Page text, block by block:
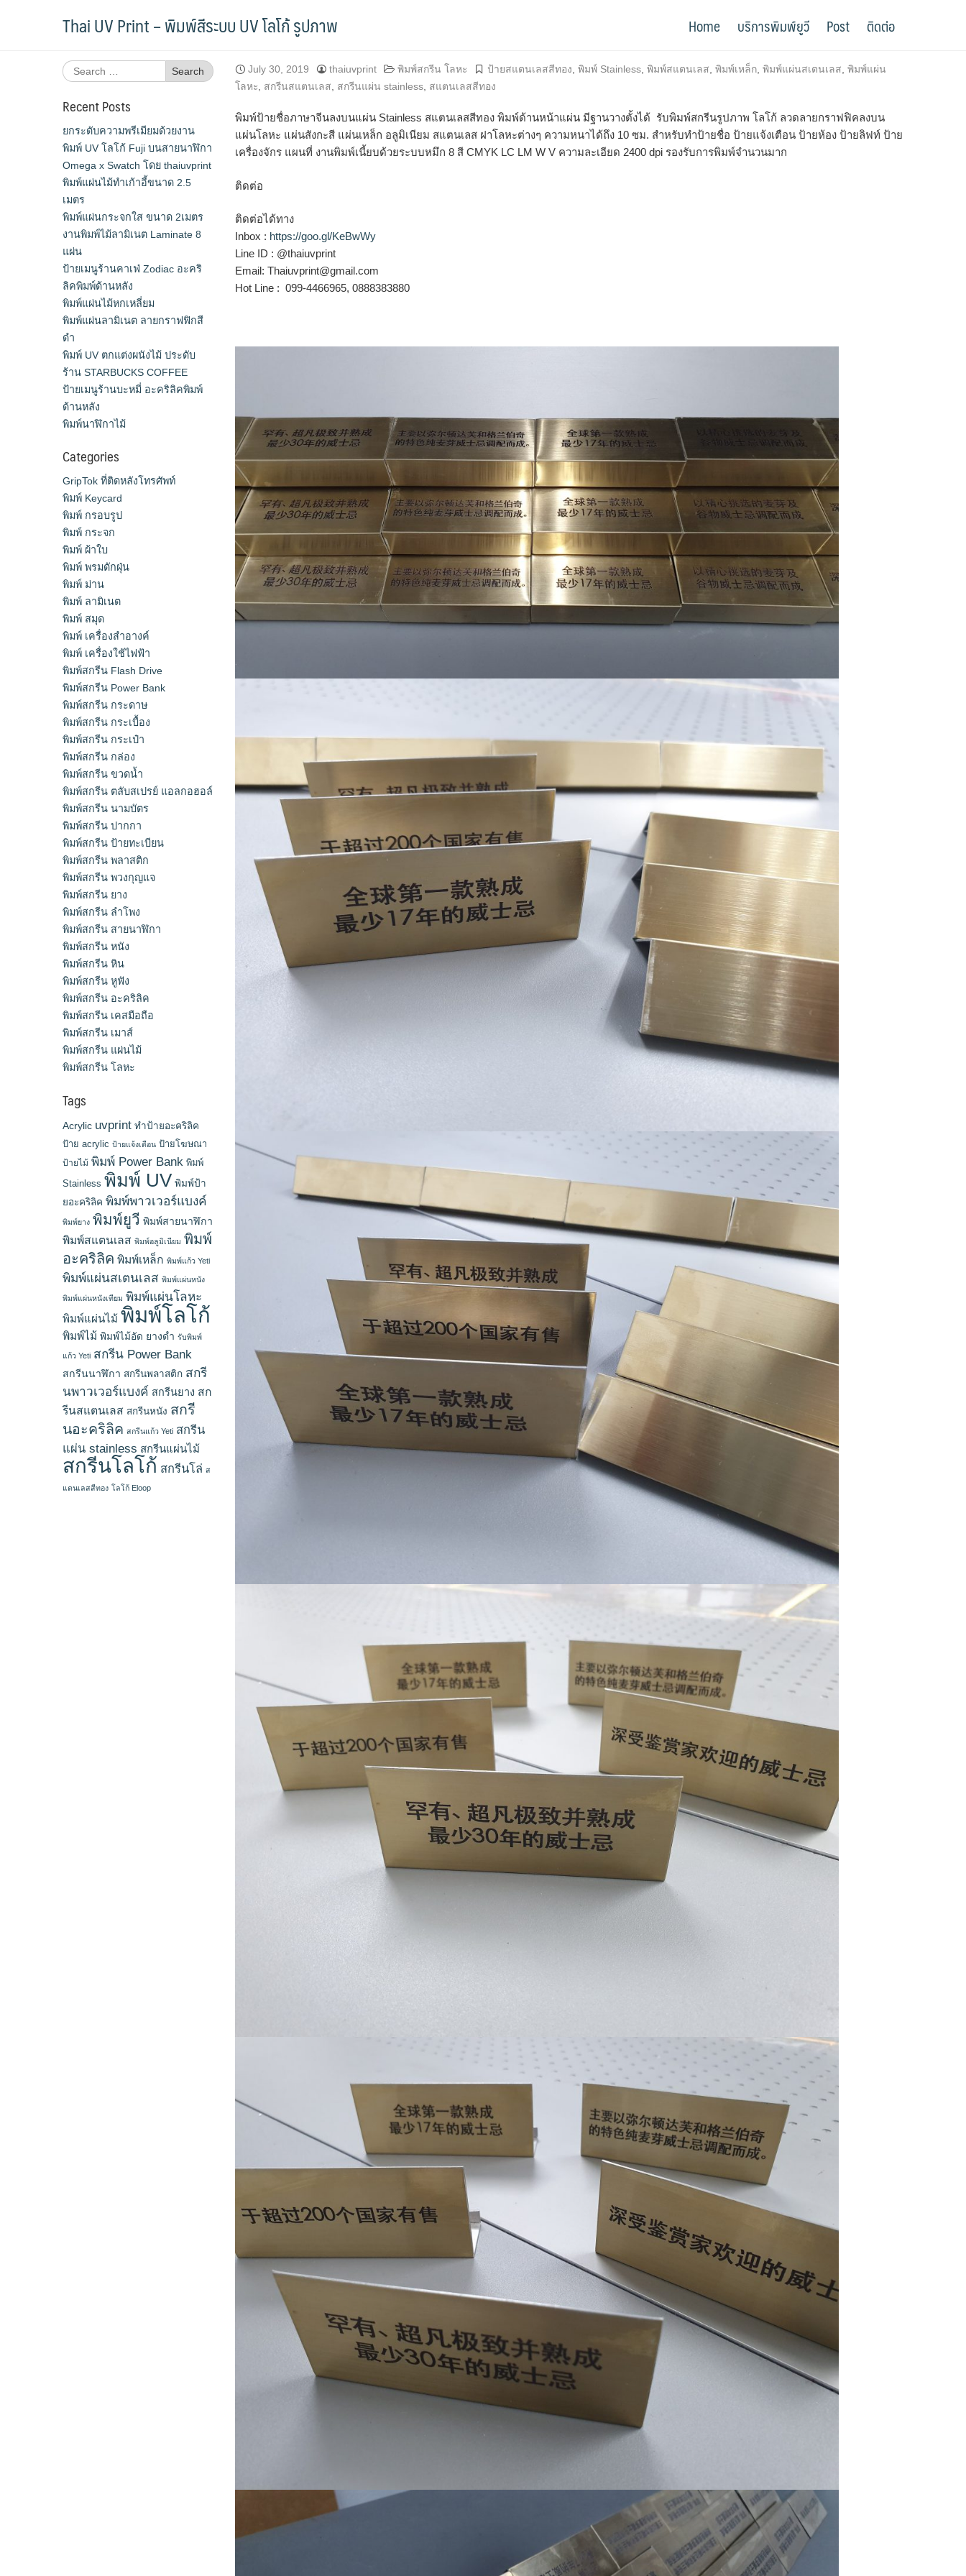
Thai UV Print – พิมพ์สีระบบ UV โลโก้ รูปภาพ Home บริการพิมพ์ยูวี Post ติดต่อ
พิมพ์ป้ายชื่อ สแตนเลสสีทอง
July 30, 2019 thaiuvprint พิมพ์สกรีน โลหะ ป้ายสแตนเลสสีทอง พิมพ์ Stainless พิมพ์สแตนเลส พิมพ์เหล็ก พิมพ์แผ่นสเตนเลส พิมพ์แผ่น
โลหะ
สกรีนสแตนเลส สกรีนแผ่น stainless สแตนเลสสีทอง
พิมพ์ป้ายชื่อภาษาจีนลงบนแผ่น Stainless สแตนเลสสีทอง พิมพ์ด้านหน้าแผ่น มีฐานวางตั้งได้ รับพิมพ์สกรีนรูปภาพ โลโก้ ลวดลายกราฟฟิคลงบน
แผ่นโลหะ แผ่นสังกะสี แผ่นเหล็ก อลูมิเนียม สแตนเลส ฝาโลหะต่างๆ ความหนาได้ถึง 10 ซม. สำหรับทำป้ายชื่อ ป้ายแจ้งเตือน ป้ายห้อง ป้ายลิฟท์ ป้าย
เครื่องจักร แผนที่ งานพิมพ์เนี้ยบด้วยระบบหมึก 8 สี CMYK LC LM W V ความละเอียด 2400 dpi รองรับการพิมพ์จำนวนมาก
ติดต่อ
ติดต่อได้ทาง
Inbox : https://goo.gl/KeBwWy
Line ID : @thaiuvprint
Email: Thaiuvprint@gmail.com
Hot Line : 099-4466965, 0888383880
Search
for:
Recent Posts
ยกระดับความพรีเมียมด้วยงาน
พิมพ์ UV โลโก้ Fuji บนสายนาฬิกา
Omega x Swatch โดย thaiuvprint
พิมพ์แผ่นไม้ทำเก้าอี้ขนาด 2.5
เมตร
พิมพ์แผ่นกระจกใส ขนาด 2เมตร
งานพิมพ์ไม้ลามิเนต Laminate 8
แผ่น
ป้ายเมนูร้านคาเฟ่ Zodiac อะคริ
ลิคพิมพ์ด้านหลัง
พิมพ์แผ่นไม้หกเหลี่ยม
พิมพ์แผ่นลามิเนต ลายกราฟฟิกสี
ดำ
พิมพ์ UV ตกแต่งผนังไม้ ประดับ
ร้าน STARBUCKS COFFEE
ป้ายเมนูร้านบะหมี่ อะคริลิคพิมพ์
ด้านหลัง
พิมพ์นาฬิกาไม้
Categories
GripTok ที่ติดหลังโทรศัพท์
พิมพ์ Keycard
พิมพ์ กรอบรูป
พิมพ์ กระจก
พิมพ์ ผ้าใบ
พิมพ์ พรมดักฝุ่น
พิมพ์ ม่าน
พิมพ์ ลามิเนต
พิมพ์ สมุด
พิมพ์ เครื่องสําอางค์
พิมพ์ เครื่องใช้ไฟฟ้า
พิมพ์สกรีน Flash Drive
พิมพ์สกรีน Power Bank
พิมพ์สกรีน กระดาษ
พิมพ์สกรีน กระเบื้อง
พิมพ์สกรีน กระเป๋า
พิมพ์สกรีน กล่อง
พิมพ์สกรีน ขวดน้ำ
พิมพ์สกรีน ตลับสเปรย์ แอลกอฮอล์
พิมพ์สกรีน นามบัตร
พิมพ์สกรีน ปากกา
พิมพ์สกรีน ป้ายทะเบียน
พิมพ์สกรีน พลาสติก
พิมพ์สกรีน พวงกุญแจ
พิมพ์สกรีน ยาง
พิมพ์สกรีน ลำโพง
พิมพ์สกรีน สายนาฬิกา
พิมพ์สกรีน หนัง
พิมพ์สกรีน หิน
พิมพ์สกรีน หูฟัง
พิมพ์สกรีน อะคริลิค
พิมพ์สกรีน เคสมือถือ
พิมพ์สกรีน เมาส์
พิมพ์สกรีน แผ่นไม้
พิมพ์สกรีน โลหะ
Tags
Acrylic uvprint ทำป้ายอะคริลิค
ป้าย acrylic ป้ายแจ้งเตือน ป้ายโฆษณา
ป้ายไม้ พิมพ์ Power Bank พิมพ์
Stainless พิมพ์ UV พิมพ์ป้า
ยอะคริลิค พิมพ์พาวเวอร์แบงค์
พิมพ์ยาง พิมพ์ยูวี พิมพ์สายนาฬิกา
พิมพ์สแตนเลส พิมพ์อลูมิเนียม พิมพ์
อะคริลิค พิมพ์เหล็ก พิมพ์แก้ว Yeti
พิมพ์แผ่นสเตนเลส พิมพ์แผ่นหนัง
พิมพ์แผ่นหนังเทียม พิมพ์แผ่นโลหะ
พิมพ์แผ่นไม้ พิมพ์โลโก้
พิมพ์ไม้ พิมพ์ไม้อัด ยางดำ รับพิมพ์
แก้ว Yeti สกรีน Power Bank
สกรีนนาฬิกา สกรีนพลาสติก สกรี
นพาวเวอร์แบงค์ สกรีนยาง สก
รีนสแตนเลส สกรีนหนัง สกรี
นอะคริลิค สกรีนแก้ว Yeti สกรีน
แผ่น stainless สกรีนแผ่นไม้
สกรีนโลโก้ สกรีนโล่ ส
แตนเลสสีทอง โลโก้ Eloop